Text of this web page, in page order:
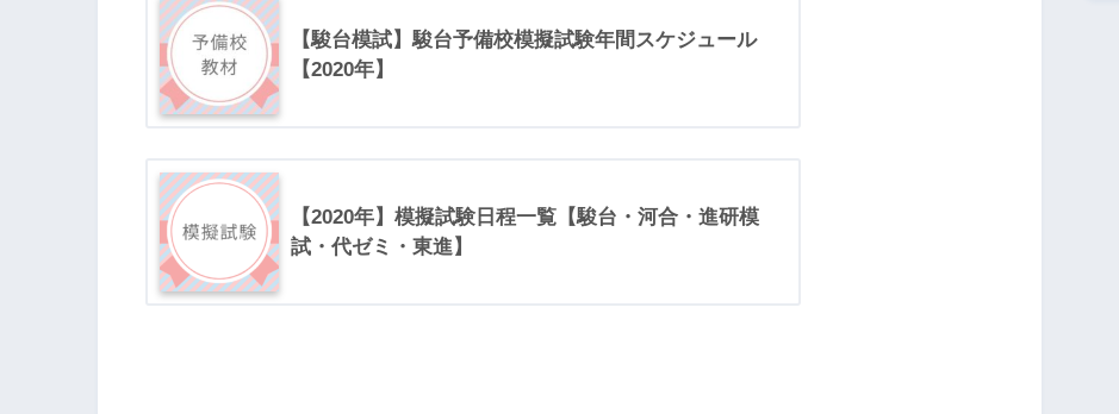
【駿台模試】駿台予備校模擬試験年間スケジュール
【2020年】
【2020年】模擬試験日程一覧【駿台・河合・進研模
試・代ゼミ・東進】